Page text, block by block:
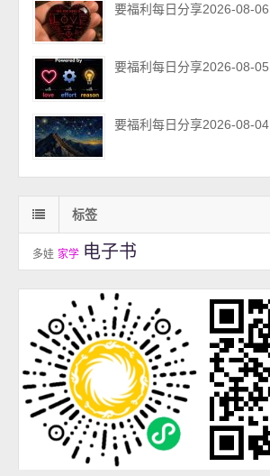
要福利每日分享2026-08-06
要福利每日分享2026-08-05
要福利每日分享2026-08-04
标签
多娃 家学 电子书